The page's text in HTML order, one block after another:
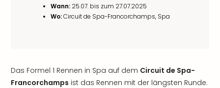
Wann: 25.07. bis zum 27.07.2025
Wo:Circuit de Spa-Francorchamps, Spa
Das Formel 1 Rennen in Spa auf dem Circuit de Spa-
Francorchamps ist das Rennen mit der längsten Runde.